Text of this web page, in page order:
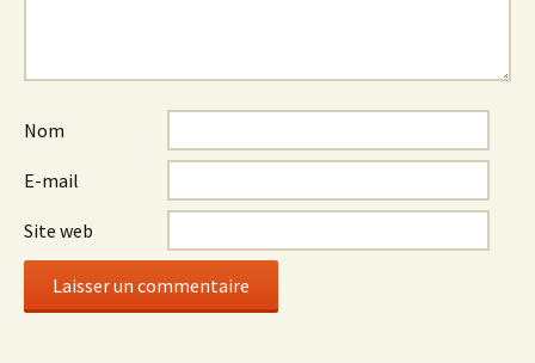
Nom
E-mail
Site web